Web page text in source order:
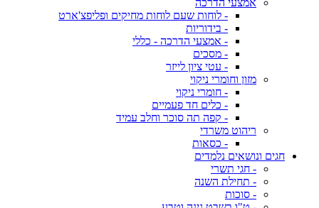
אמצעי הדרכה
- לוחות שעם לוחות מחיקים ופליפצ'ארט
- בידוריות
- אמצעי הדרכה - כללי
- מסכים
- עטי ציון לייזר
מזון וחומרי ניקוי
- חומרי ניקוי
- כלים חד פעמיים
- קפה תה סוכר וחלב עמיד
ריהוט משרדי
- כסאות
חגים ונושאים נלמדים
- חגי תשרי
- תחילת השנה
- סוכות